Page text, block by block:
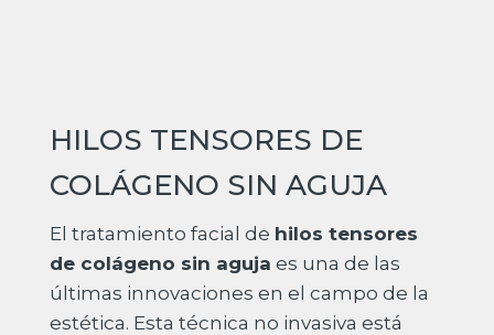
HILOS TENSORES DE
COLÁGENO SIN AGUJA
El tratamiento facial de hilos tensores
de colágeno sin aguja es una de las
últimas innovaciones en el campo de la
estética. Esta técnica no invasiva está